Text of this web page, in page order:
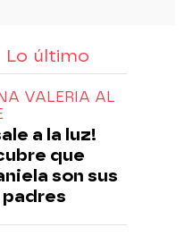
Lo último
VALERIA AL
a la luz!
que
son sus